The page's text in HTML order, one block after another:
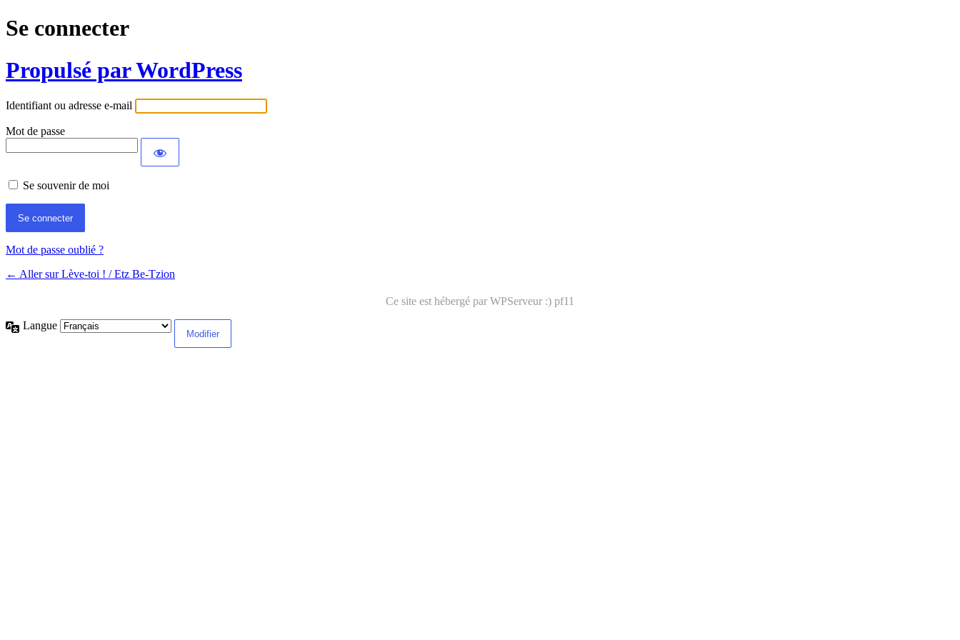
Se connecter
Propulsé par WordPress
Identifiant ou adresse e-mail
Mot de passe
Se souvenir de moi
Mot de passe oublié ?
← Aller sur Lève-toi ! / Etz Be-Tzion
Langue